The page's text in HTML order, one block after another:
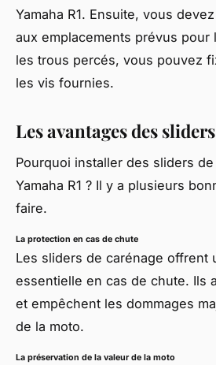
Yamaha R1. Ensuite, vous
aux emplacements prévus pour
les trous percés, vous pouvez
les vis fournies.
Les avantages des
Pourquoi installer des sliders
Yamaha R1 ? Il y a plusieurs
faire.
La protection en cas de chute
Les sliders de carénage offrent
essentielle en cas de chute. Ils
et empêchent les dommages
de la moto.
La préservation de la valeur de la moto